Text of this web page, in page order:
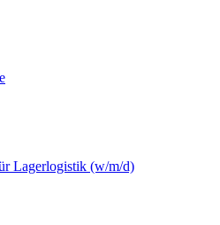
Lagerlogistik (w/m/d)